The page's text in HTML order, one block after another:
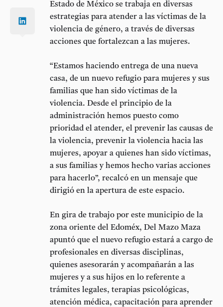
Estado de México se trabaja en diversas
estrategias para atender a las víctimas de la
violencia de género, a través de diversas
acciones que fortalezcan a las mujeres.
“Estamos haciendo entrega de una nueva
casa, de un nuevo refugio para mujeres y sus
familias que han sido víctimas de la
violencia. Desde el principio de la
administración hemos puesto como
prioridad el atender, el prevenir las causas de
la violencia, prevenir la violencia hacia las
mujeres, apoyar a quienes han sido víctimas,
a sus familias y hemos hecho varias acciones
para hacerlo”, recalcó en un mensaje que
dirigió en la apertura de este espacio.
En gira de trabajo por este municipio de la
zona oriente del Edoméx, Del Mazo Maza
apuntó que el nuevo refugio estará a cargo de
profesionales en diversas disciplinas,
quienes asesorarán y acompañarán a las
mujeres y a sus hijos en lo referente a
trámites legales, terapias psicológicas,
atención médica, capacitación para aprender